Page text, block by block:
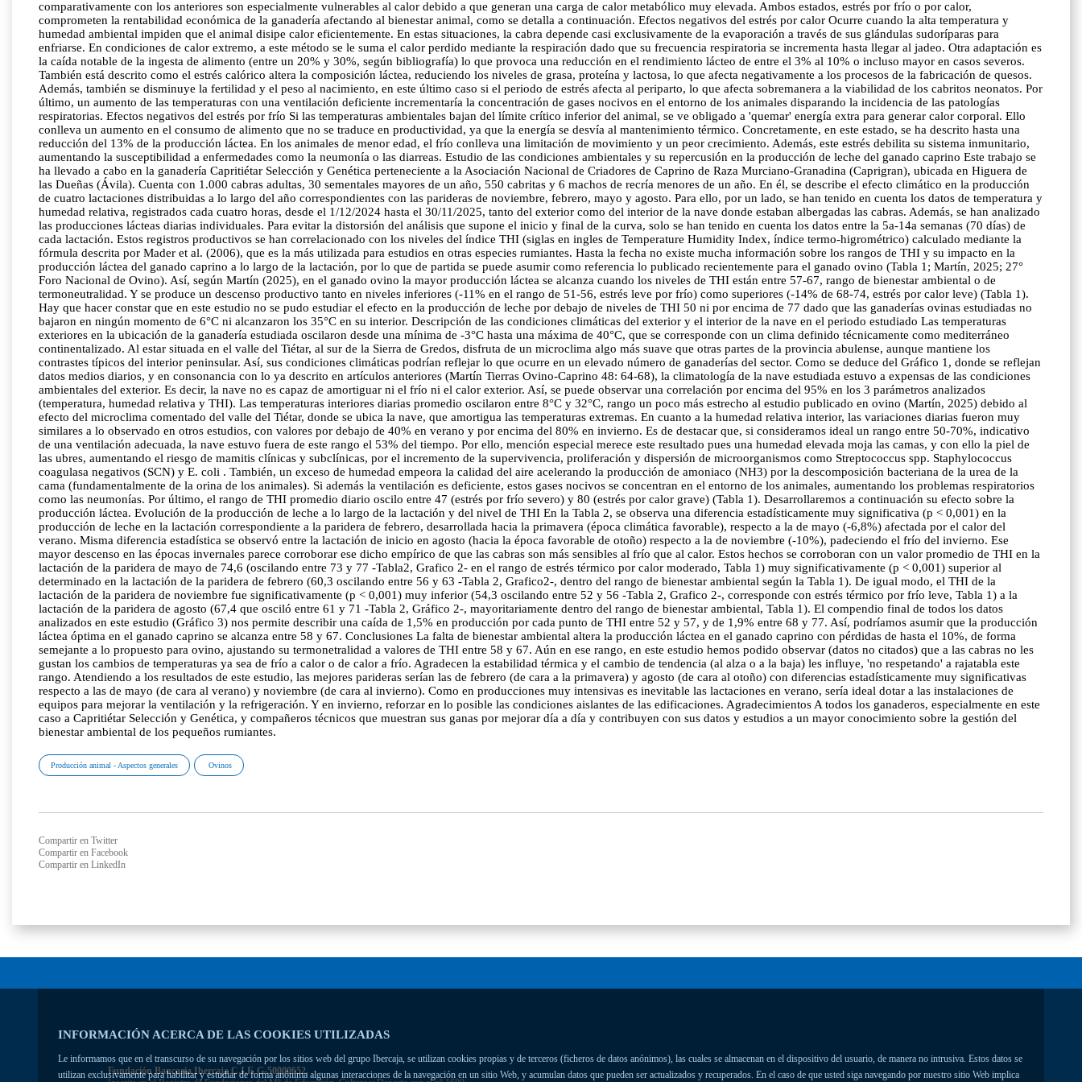
INFORMACIÓN ACERCA DE LAS COOKIES UTILIZADAS
Le informamos que en el transcurso de su navegación por los sitios web del grupo Ibercaja, se utilizan cookies propias y de terceros (ficheros de datos anónimos), las cuales se almacenan en el dispositivo del usuario, de manera no intrusiva. Estos datos se
utilizan exclusivamente para habilitar y estudiar de forma anónima algunas interacciones de la navegación en un sitio Web, y acumulan datos que pueden ser actualizados y recuperados. En el caso de que usted siga navegando por nuestro sitio Web implica
Producción animal - Aspectos generales Ovinos
Compartir en Twitter
Compartir en Facebook
Compartir en LinkedIn
Fundación Bancaria Ibercaja C.I.F. G-50000652.